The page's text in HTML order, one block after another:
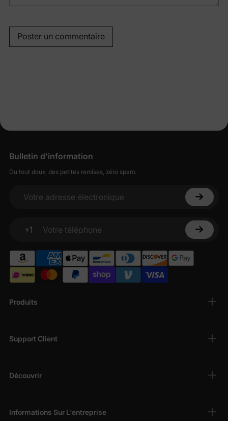
Poster un commentaire
Produits
Support Client
Découvrir
Informations Sur L'entreprise
Bulletin d'information
Du tout doux, des petites remises, zéro spam.
Votre adresse électronique
+1
Votre téléphone